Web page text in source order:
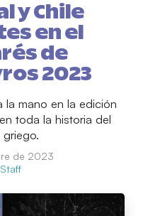
y Chile
en el
de
2023
la mano en la edición
toda la historia del
griego.
de 2023
Staff